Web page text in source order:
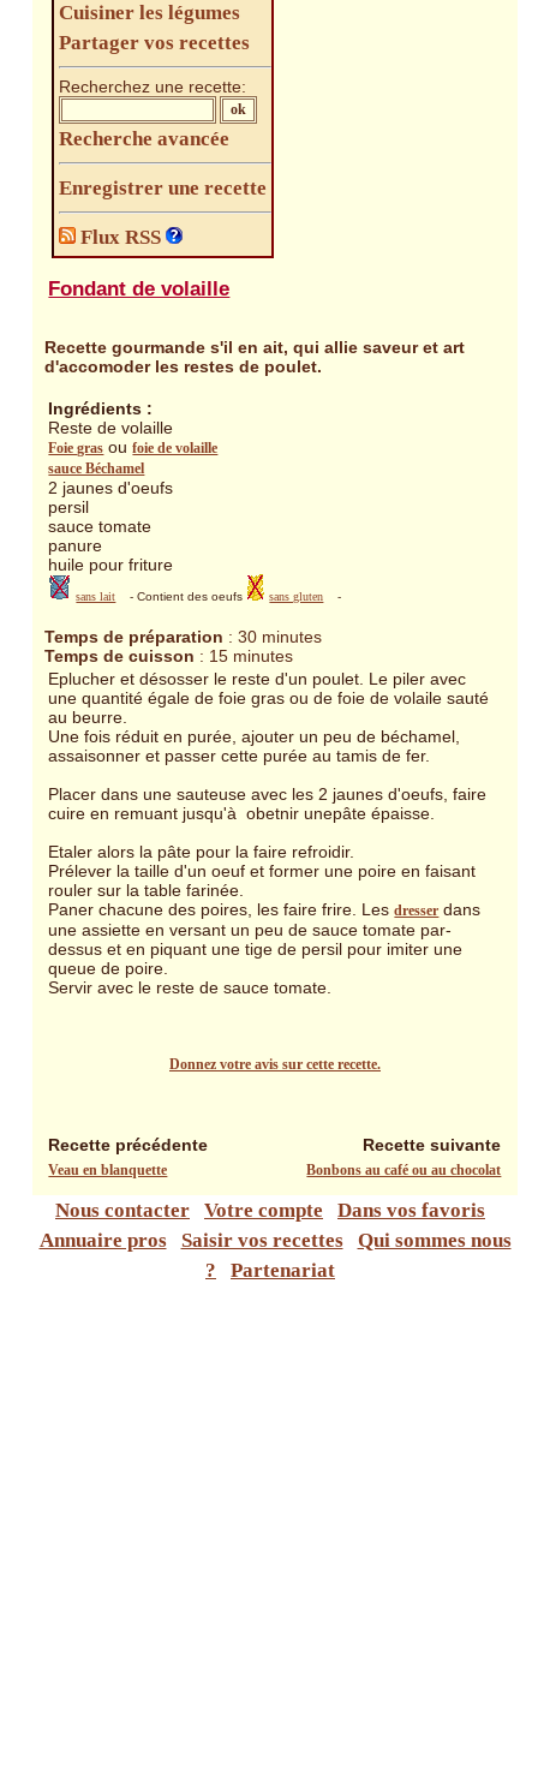
Cuisiner les légumes
Partager vos recettes
Recherchez une recette:
Recherche avancée
Enregistrer une recette
Flux RSS
Fondant de volaille
Recette gourmande s'il en ait, qui allie saveur et art
d'accomoder les restes de poulet.
Ingrédients :
Reste de volaille
Foie gras oufoie de volaille
sauce Béchamel
2 jaunes d'oeufs
persil
sauce tomate
panure
huile pour friture
sans lait - Contient des oeufs sans gluten -
Temps de préparation : 30 minutes
Temps de cuisson : 15 minutes
Eplucher et désosser le reste d'un poulet. Le piler avec
une quantité égale de foie gras ou de foie de volaile sauté
au beurre.
Une fois réduit en purée, ajouter un peu de béchamel,
assaisonner et passer cette purée au tamis de fer.
Placer dans une sauteuse avec les 2 jaunes d'oeufs, faire
cuire en remuant jusqu'à obetnir unepâte épaisse.
Etaler alors la pâte pour la faire refroidir.
Prélever la taille d'un oeuf et former une poire en faisant
rouler sur la table farinée.
Paner chacune des poires, les faire frire. Lesdresser dans
une assiette en versant un peu de sauce tomate par-
dessus et en piquant une tige de persil pour imiter une
queue de poire.
Servir avec le reste de sauce tomate.
Donnez votre avis sur cette recette.
Recette précédente Recette suivante
Veau en blanquette Bonbons au café ou au chocolat
Nous contacter Votre compte
Dans vos favoris
Annuaire pros
Saisir vos recettes
Qui sommes nous
?
Partenariat